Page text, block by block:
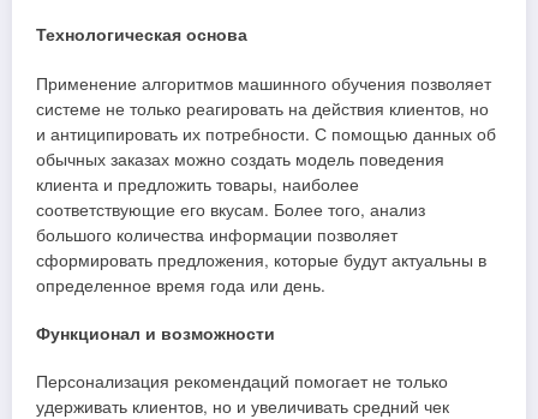
Технологическая основа
Применение алгоритмов машинного обучения позволяет
системе не только реагировать на действия клиентов, но
и антиципировать их потребности. С помощью данных об
обычных заказах можно создать модель поведения
клиента и предложить товары, наиболее
соответствующие его вкусам. Более того, анализ
большого количества информации позволяет
сформировать предложения, которые будут актуальны в
определенное время года или день.
Функционал и возможности
Персонализация рекомендаций помогает не только
удерживать клиентов, но и увеличивать средний чек